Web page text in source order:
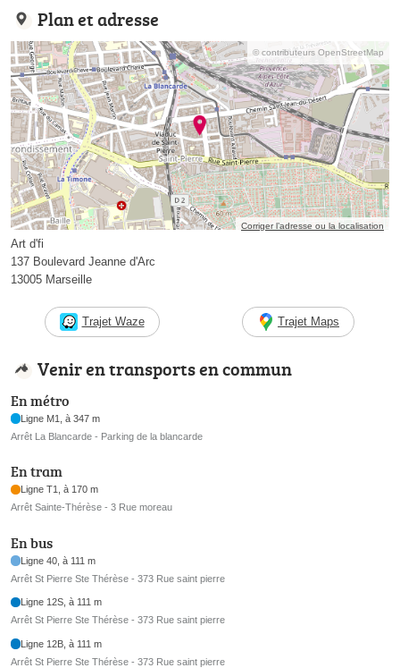
Plan et adresse
© contributeurs OpenStreetMap
Corriger l’adresse ou la localisation
Art d'fi
137 Boulevard Jeanne d'Arc
13005 Marseille
Trajet Waze Trajet Maps
Venir en transports en commun
En métro
Ligne M1, à 347 m
Arrêt La Blancarde - Parking de la blancarde
En tram
Ligne T1, à 170 m
Arrêt Sainte-Thérèse - 3 Rue moreau
En bus
Ligne 40, à 111 m
Arrêt St Pierre Ste Thérèse - 373 Rue saint pierre
Ligne 12S, à 111 m
Arrêt St Pierre Ste Thérèse - 373 Rue saint pierre
Ligne 12B, à 111 m
Arrêt St Pierre Ste Thérèse - 373 Rue saint pierre